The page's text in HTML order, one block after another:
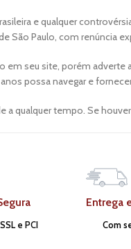
e qualquer
São Paulo, com renúncia
em seu site, porém
possa navegar e
a qualquer tempo. Se
e PCI
Entrega
Com